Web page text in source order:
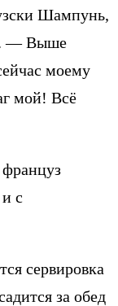
Шампунь,
— Выше
моему
мой! Всё
француз
с
сервировка
за обед